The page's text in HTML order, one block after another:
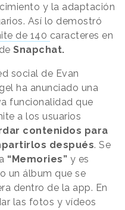
y la adaptación
Así lo demostró
de 140 caracteres en
Snapchat.
social de Evan
ha anunciado una
funcionalidad que
a los usuarios
contenidos para
después. Se
“Memories” y es
un álbum que se
dentro de la app. En
las fotos y vídeos